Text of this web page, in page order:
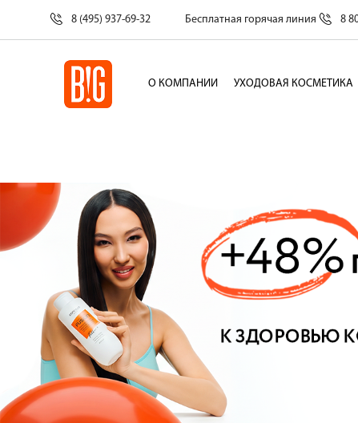
8 (495) 937-69-32 Бесплатная горячая линия 8
О КОМПАНИИ УХОДОВАЯ КОСМЕТИКА